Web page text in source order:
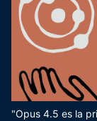
"Opus 4.5 es la